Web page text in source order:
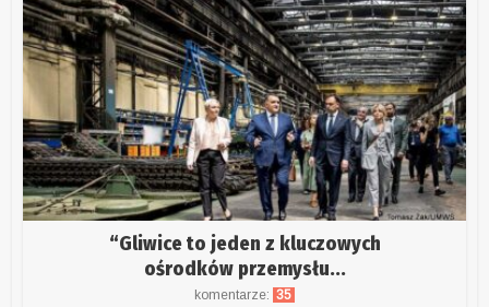
“Gliwice to jeden z kluczowych
ośrodków przemysłu...
komentarze: 35